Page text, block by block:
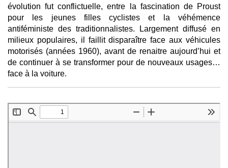
évolution fut conflictuelle, entre la fascination de Proust
pour les jeunes filles cyclistes et la véhémence
antiféministe des traditionnalistes. Largement diffusé en
milieux populaires, il faillit disparaître face aux véhicules
motorisés (années 1960), avant de renaitre aujourd’hui et
de continuer à se transformer pour de nouveaux usages…
face à la voiture.